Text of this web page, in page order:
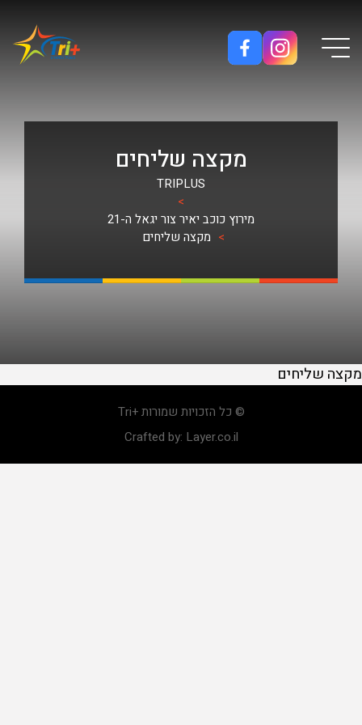
Button used only for devices with a small screen
מקצה שליחים
TRIPLUS
>
מירוץ כוכב יאיר צור יגאל ה-21
> מקצה שליחים
מקצה שליחים
© כל הזכויות שמורות +Tri
Crafted by: Layer.co.il